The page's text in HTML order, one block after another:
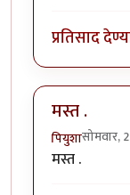
प्रतिसाद
मस्त .
पियुशासोमवार,
मस्त .